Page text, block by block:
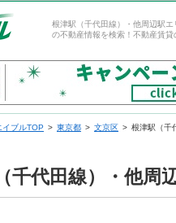
根津駅（千代田線）・他周辺駅
の不動産情報を検索！不動産賃
イブルTOP 東京都 文京区 根津駅（千
千代田線）・他周